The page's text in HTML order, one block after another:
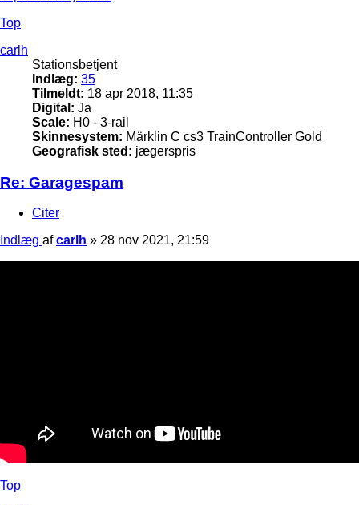
Top
carlh
Stationsbetjent
Indlæg: 35
Tilmeldt: 18 apr 2018, 11:35
Digital: Ja
Scale: H0 - 3-rail
Skinnesystem: Märklin C cs3 TrainController Gold
Geografisk sted: jægerspris
Re: Garagespam
Citer
Indlæg afcarlh » 28 nov 2021, 21:59
Top